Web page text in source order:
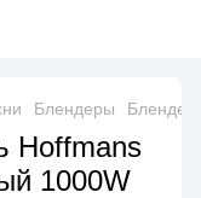
Блендеры
Hoffmans
1000W